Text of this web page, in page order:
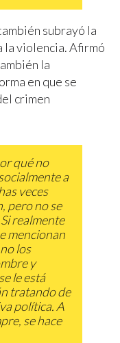
subrayó la
violencia. Afirmó
la
en que se
crimen
qué no
a
veces
pero no se
Si realmente
mencionan
los
y
le está
tratando de
política. A
se hace